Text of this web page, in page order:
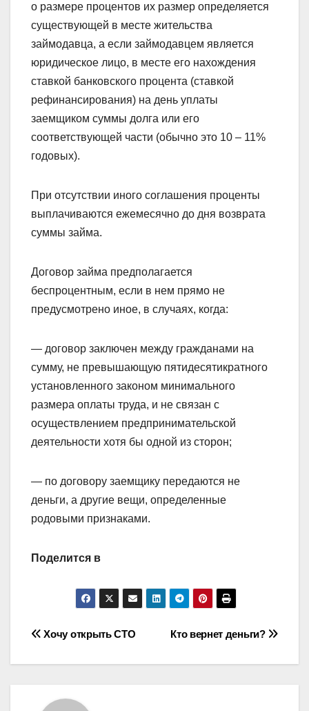
о размере процентов их размер определяется
существующей в месте жительства
займодавца, а если займодавцем является
юридическое лицо, в месте его нахождения
ставкой банковского процента (ставкой
рефинансирования) на день уплаты
заемщиком суммы долга или его
соответствующей части (обычно это 10 – 11%
годовых).
При отсутствии иного соглашения проценты
выплачиваются ежемесячно до дня возврата
суммы займа.
Договор займа предполагается
беспроцентным, если в нем прямо не
предусмотрено иное, в случаях, когда:
— договор заключен между гражданами на
сумму, не превышающую пятидесятикратного
установленного законом минимального
размера оплаты труда, и не связан с
осуществлением предпринимательской
деятельности хотя бы одной из сторон;
— по договору заемщику передаются не
деньги, а другие вещи, определенные
родовыми признаками.
Поделится в
Навигация
по
записям
Кто вернет деньги?
Хочу открыть СТО